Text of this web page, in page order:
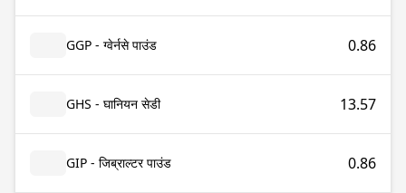
GGP - ग्वेर्नसे पाउंड 0.86
GHS - घानियन सेडी 13.57
GIP - जिब्राल्टर पाउंड 0.86